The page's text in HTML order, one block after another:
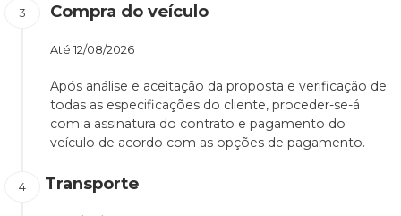
Compra do veículo
Até 12/08/2026
Após análise e aceitação da proposta e verificação de
todas as especificações do cliente, proceder-se-á
com a assinatura do contrato e pagamento do
veículo de acordo com as opções de pagamento.
Transporte